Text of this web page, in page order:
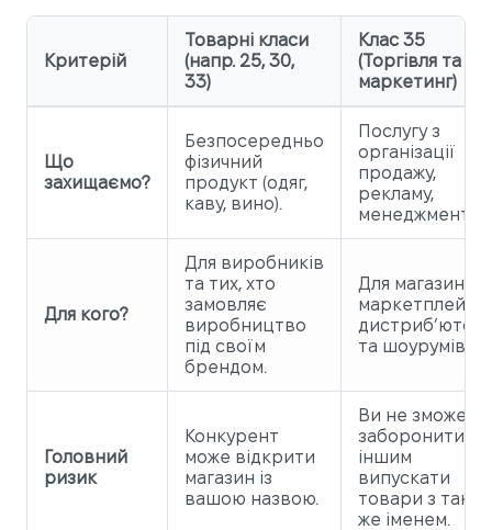
Критерій
Товарні класи
(напр. 25, 30,
33)
Клас 35
(Торгівля та
маркетинг)
Що
захищаємо?
Безпосередньо
фізичний
продукт (одяг,
каву, вино).
Послугу з
організації
продажу,
рекламу,
менеджмент.
Для кого?
Для виробників
та тих, хто
замовляє
виробництво
під своїм
брендом.
Для магазинів,
та шоурумів.
Головний
ризик
Конкурент
може відкрити
магазин із
вашою назвою.
Ви не зможете
заборонити
іншим
випускати
товари з таким
же іменем.